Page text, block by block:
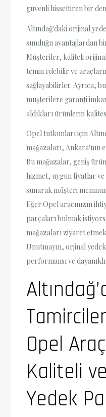
güvenli hissettiren bir
Altındağ'daki orijinal
sunduğu avantajlardan
Müşteriler, kaliteli
temin edebilir ve
sağlayabilirler. Ayrıca,
müşterilere garanti
aldıkları ürünlerin
Opel tutkunları için
mağazaları, Ankara'nın
Bu mağazalar, geniş
hizmet, uygun fiyatlar
sunarak müşteri
Eğer Opel aracınızın
parçaları bulmak
mağazaları ziyaret
Unutmayın, orjinal
performansı ve
Opel
Kaliteli
Yedek